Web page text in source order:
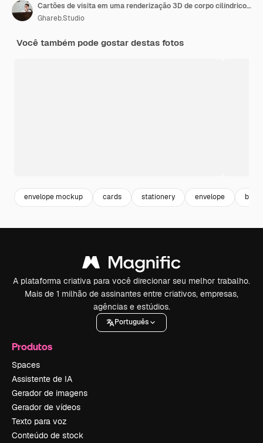
Cartões de visita em uma renderização 3D de corpo cilíndrico em cores luxuosas
Ghareb.Studio
Você também pode gostar destas fotos
envelope mockup cards stationery envelope
A plataforma criativa para você direcionar seu melhor trabalho.
Mais de 1 milhão de assinantes entre criativos, empresas,
agências e estúdios.
Português
Produtos
Spaces
Assistente de IA
Gerador de imagens
Gerador de vídeos
Texto para voz
Conteúdo de stock